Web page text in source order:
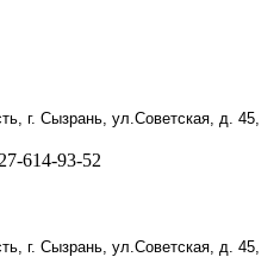
г. Сызрань, ул.Советская, д. 45,
614-93-52
г. Сызрань, ул.Советская, д. 45,